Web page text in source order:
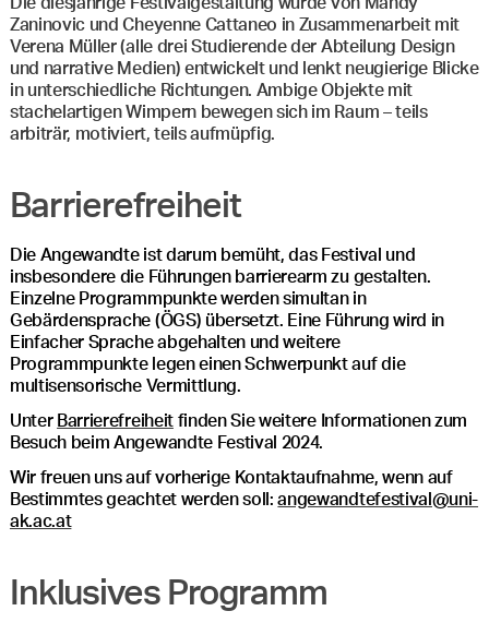
Die diesjährige Festivalgestaltung wurde von Mandy
Zaninovic und Cheyenne Cattaneo in Zusammenarbeit mit
Verena Müller (alle drei Studierende der Abteilung Design
und narrative Medien) entwickelt und lenkt neugierige Blicke
in unterschiedliche Richtungen. Ambige Objekte mit
stachelartigen Wimpern bewegen sich im Raum – teils
arbiträr, motiviert, teils aufmüpfig.
Barrierefreiheit
Die Angewandte ist darum bemüht, das Festival und
insbesondere die Führungen barrierearm zu gestalten.
Einzelne Programmpunkte werden simultan in
Gebärdensprache (ÖGS) übersetzt. Eine Führung wird in
Einfacher Sprache abgehalten und weitere
Programmpunkte legen einen Schwerpunkt auf die
multisensorische Vermittlung.
Unter Barrierefreiheitfinden Sie weitere Informationen zum
Besuch beim Angewandte Festival 2024.
Wir freuen uns auf vorherige Kontaktaufnahme, wenn auf
Bestimmtes geachtet werden soll:angewandtefestival@uni-
ak.ac.at
Inklusives Programm